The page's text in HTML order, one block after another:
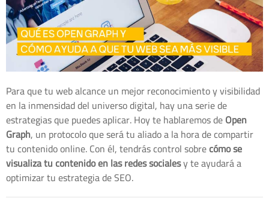
Para que tu web alcance un mejor reconocimiento y visibilidad
en la inmensidad del universo digital, hay una serie de
estrategias que puedes aplicar. Hoy te hablaremos deOpen
Graph, un protocolo que será tu aliado a la hora de compartir
tu contenido online. Con él, tendrás control sobrecómo se
visualiza tu contenido en las redes socialesy te ayudará a
optimizar tu estrategia de SEO.